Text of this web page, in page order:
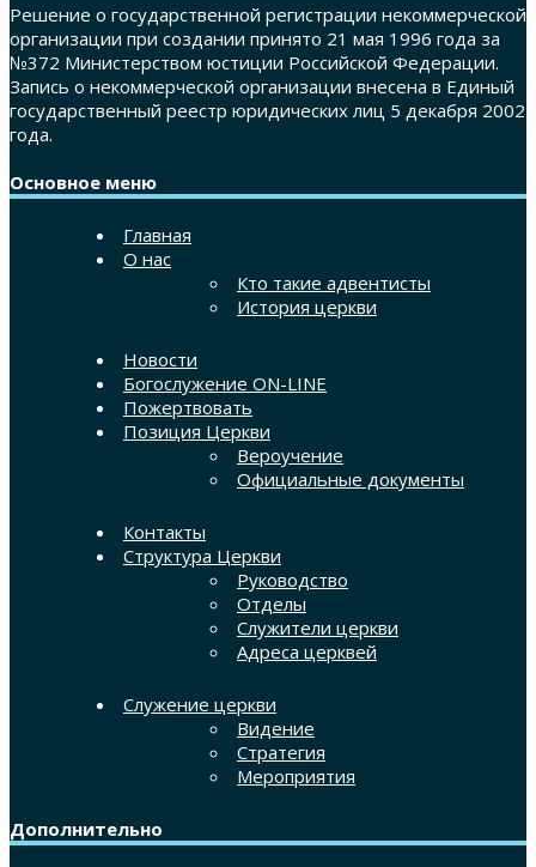
Решение о государственной регистрации некоммерческой
организации при создании принято 21 мая 1996 года за
№372 Министерством юстиции Российской Федерации.
Запись о некоммерческой организации внесена в Единый
государственный реестр юридических лиц 5 декабря 2002
года.
Основное меню
Главная
О нас
Кто такие адвентисты
История церкви
Новости
Богослужение ON-LINE
Пожертвовать
Позиция Церкви
Вероучение
Официальные документы
Контакты
Структура Церкви
Руководство
Отделы
Служители церкви
Адреса церквей
Служение церкви
Видение
Стратегия
Мероприятия
Дополнительно